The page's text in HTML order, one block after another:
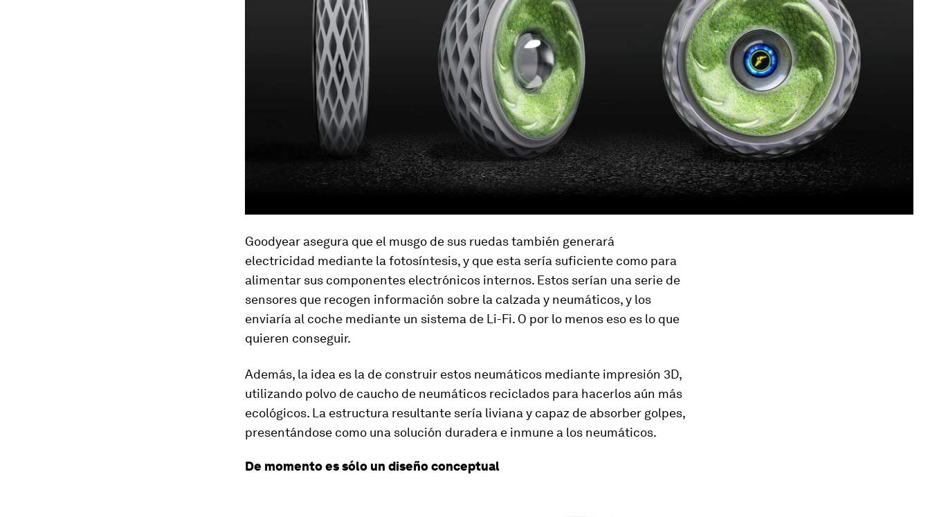
Goodyear asegura que el musgo de sus ruedas también generará
electricidad mediante la fotosíntesis, y que esta sería suficiente como para
alimentar sus componentes electrónicos internos. Estos serían una serie de
sensores que recogen información sobre la calzada y neumáticos, y los
enviaría al coche mediante un sistema de Li-Fi. O por lo menos eso es lo que
quieren conseguir.
Además, la idea es la de construir estos neumáticos mediante impresión 3D,
utilizando polvo de caucho de neumáticos reciclados para hacerlos aún más
ecológicos. La estructura resultante sería liviana y capaz de absorber golpes,
presentándose como una solución duradera e inmune a los neumáticos.
De momento es sólo un diseño conceptual